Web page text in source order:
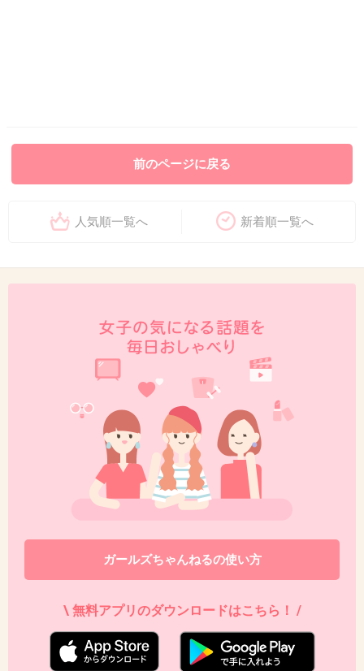
前のページに戻る
人気順一覧へ 新着順一覧へ
ガールズちゃんねるの使い方
\ 無料アプリのダウンロードはこちら！ /